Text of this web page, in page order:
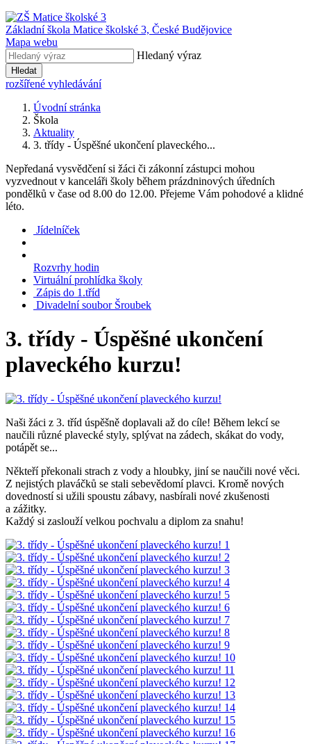
Základní škola Matice školské 3, České Budějovice
Mapa webu
Hledaný výraz
Hledat
rozšířené vyhledávání
Úvodní stránka
Škola
Aktuality
3. třídy - Úspěšné ukončení plaveckého...
Nepředaná vysvědčení si žáci či zákonní zástupci mohou
vyzvednout v kanceláři školy během prázdninových úředních
pondělků v čase od 8.00 do 12.00. Přejeme Vám pohodové a klidné
léto.
Jídelníček
Rozvrhy hodin
Virtuální prohlídka školy
Zápis do 1.tříd
Divadelní soubor Šroubek
3. třídy - Úspěšné ukončení
plaveckého kurzu!
Naši žáci z 3. tříd úspěšně doplavali až do cíle! Během lekcí se
naučili různé plavecké styly, splývat na zádech, skákat do vody,
potápět se...
Někteří překonali strach z vody a hloubky, jiní se naučili nové věci.
Z nejistých plaváčků se stali sebevědomí plavci. Kromě nových
dovedností si užili spoustu zábavy, nasbírali nové zkušenosti
a zážitky.
Každý si zaslouží velkou pochvalu a diplom za snahu!